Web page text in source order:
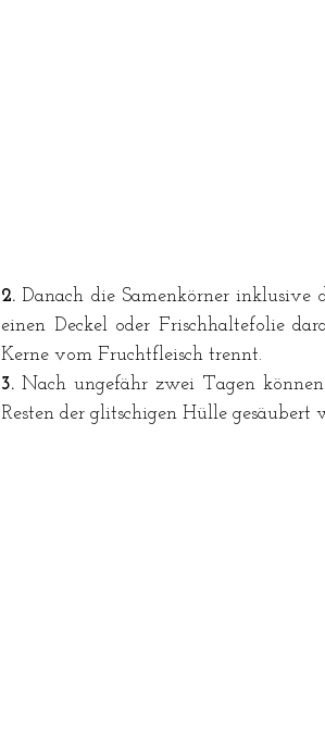
2. Danach die Samenkörner inklusive
einen Deckel oder Frischhaltefolie
Kerne vom Fruchtfleisch trennt.
3. Nach ungefähr zwei Tagen
Resten der glitschigen Hülle gesäubert